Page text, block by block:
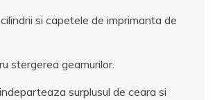
si capetele de imprimanta de
stergerea geamurilor.
surplusul de ceara si